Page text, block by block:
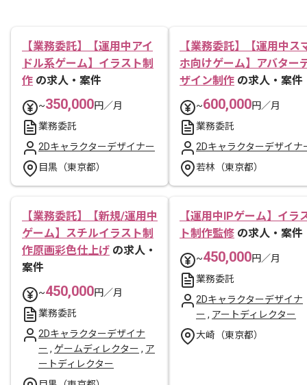
【業務委託】【運用中アイ
ドル系ゲーム】イラスト制
作 の求人・案件
~350,000円／月
業務委託
2Dキャラクターデザイナー
目黒（東京都）
【業務委託】【運用中ス
ホ向けゲーム】アバター
ザイン制作 の求人・案件
~600,000円／月
業務委託
2Dキャラクターデザイナ
若林（東京都）
【業務委託】【新規/運用中
ゲーム】スチルイラスト制
作原画彩色仕上げ の求人・
案件
~450,000円／月
業務委託
2Dキャラクターデザイナ
ー , ゲームディレクター , ア
ートディレクター
【運用中IPゲーム】イラ
ト制作監修 の求人・案件
~450,000円／月
業務委託
2Dキャラクターデザイナ
ー , アートディレクター
大崎（東京都）